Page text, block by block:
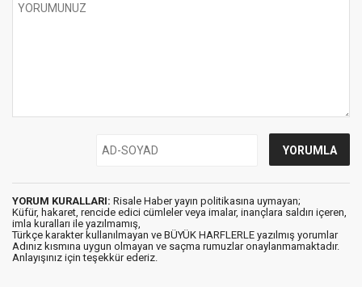
YORUM KURALLARI: Risale Haber yayın politikasına uymayan;
Küfür, hakaret, rencide edici cümleler veya imalar, inançlara saldırı içeren,
imla kuralları ile yazılmamış,
Türkçe karakter kullanılmayan ve BÜYÜK HARFLERLE yazılmış yorumlar
Adınız kısmına uygun olmayan ve saçma rumuzlar onaylanmamaktadır.
Anlayışınız için teşekkür ederiz.